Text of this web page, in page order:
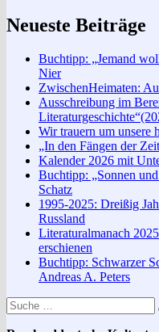
Neueste Beiträge
Buchtipp: „Jemand
Nier
ZwischenHeimaten:
Ausschreibung im
Wir trauern um unsere
„In den Fängen der
Kalender 2026 mit
Buchtipp: „Sonnen
Schatz
1995-2025: Dreißig
Russland
Literaturalmanach
erschienen
Buchtipp: Schwarzer
Andreas A. Peters
Suche
nach: